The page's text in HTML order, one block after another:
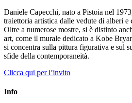
Daniele Capecchi, nato a Pistoia nel
traiettoria artistica dalle vedute di alberi
Oltre a numerose mostre, si è distinto
art, come il murale dedicato a Kobe
si concentra sulla pittura figurativa e sul
sfide della contemporaneità.
Clicca qui per l’invito
Info